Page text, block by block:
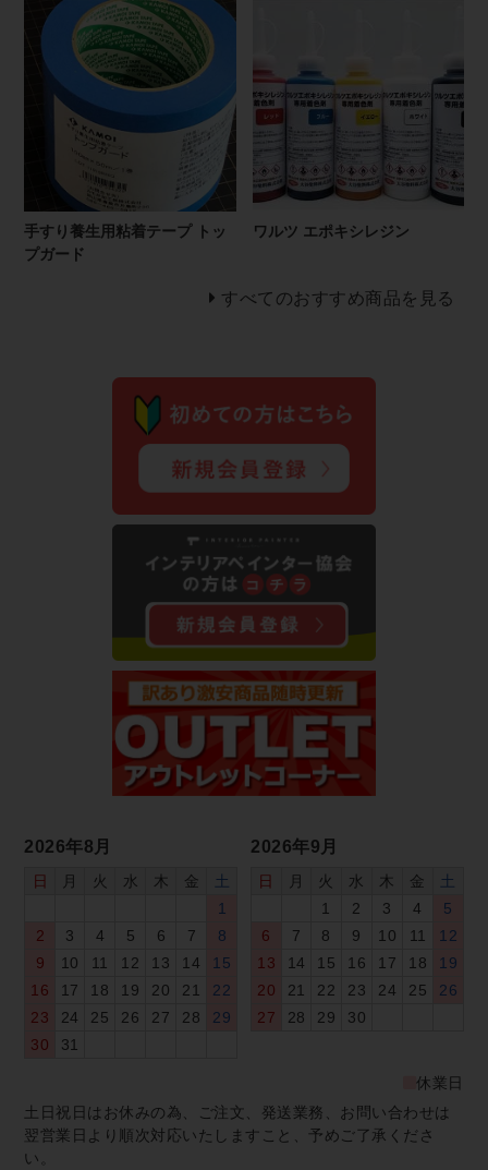
手すり養生用粘着テープ トッ
プガード
ワルツ エポキシレジン
すべてのおすすめ商品を見る
2026年8月
日 月 火 水 木 金
土
1
2
3 4 5 6 7
8
9
10 11 12 13 14
15
16
17 18 19 20 21
22
23
24 25 26 27 28
29
30
31
2026年9月
日 月 火 水 木 金
土
1
2 3 4
5
6
7 8 9 10 11
12
13
14 15 16 17 18
19
20
21 22 23 24 25
26
27
28 29 30
休業日
土日祝日はお休みの為、ご注文、発送業務、お問い合わせは
翌営業日より順次対応いたしますこと、予めご了承くださ
い。